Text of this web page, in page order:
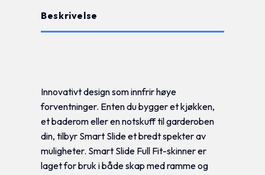
Beskrivelse
Innovativt design som innfrir høye
forventninger. Enten du bygger et kjøkken,
et baderom eller en notskuff til garderoben
din, tilbyr Smart Slide et bredt spekter av
muligheter. Smart Slide Full Fit-skinner er
laget for bruk i både skap med ramme og